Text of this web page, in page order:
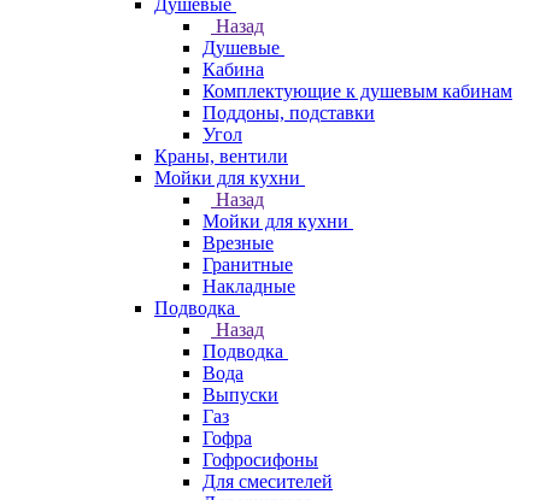
Душевые
Назад
Душевые
Кабина
Комплектующие к душевым кабинам
Поддоны, подставки
Угол
Краны, вентили
Мойки для кухни
Назад
Мойки для кухни
Врезные
Гранитные
Накладные
Подводка
Назад
Подводка
Вода
Выпуски
Газ
Гофра
Гофросифоны
Для смесителей